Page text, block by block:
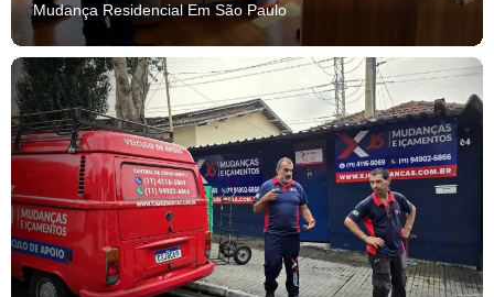
Mudança Residencial Em São Paulo